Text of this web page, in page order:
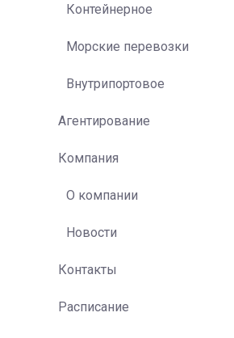
Контейнерное
Морские перевозки
Внутрипортовое
Агентирование
Компания
О компании
Новости
Контакты
Расписание